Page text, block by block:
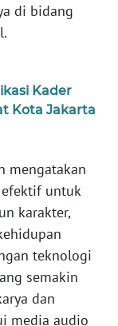
di bidang
Kader
Kota Jakarta
mengatakan
untuk
karakter,
teknologi
semakin
dan
media audio